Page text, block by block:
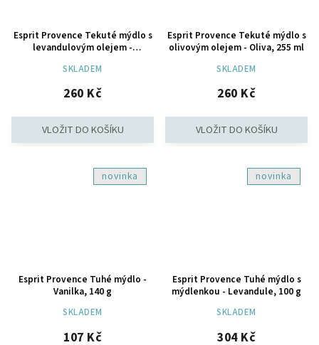
Esprit Provence Tekuté mýdlo s
levandulovým olejem -
SKLADEM
260 Kč
Esprit Provence Tekuté mýdlo s
olivovým olejem - Oliva, 255 ml
SKLADEM
260 Kč
novinka
Esprit Provence Tuhé mýdlo -
Vanilka, 140 g
SKLADEM
107 Kč
novinka
Esprit Provence Tuhé mýdlo s
mýdlenkou - Levandule, 100 g
SKLADEM
304 Kč